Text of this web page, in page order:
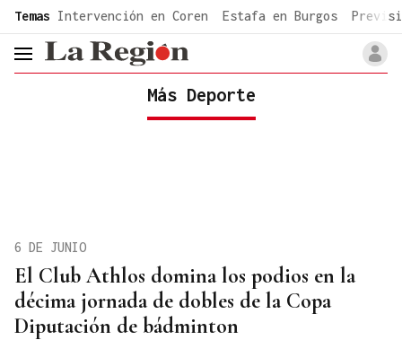
common.go-to-content
Temas Intervención en Coren Estafa en Burgos
header.menu.open
Más Deporte
El Club Athlos domina los podios en la
décima jornada de dobles de la Copa
Diputación de bádminton
6 DE JUNIO